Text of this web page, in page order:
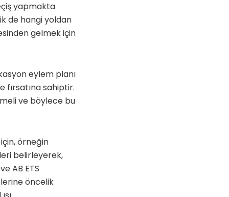
yapmakta
de hangi yoldan
gelmek için
eylem planı
sahiptir.
ve böylece bu
örneğin
belirleyerek,
AB ETS
öncelik